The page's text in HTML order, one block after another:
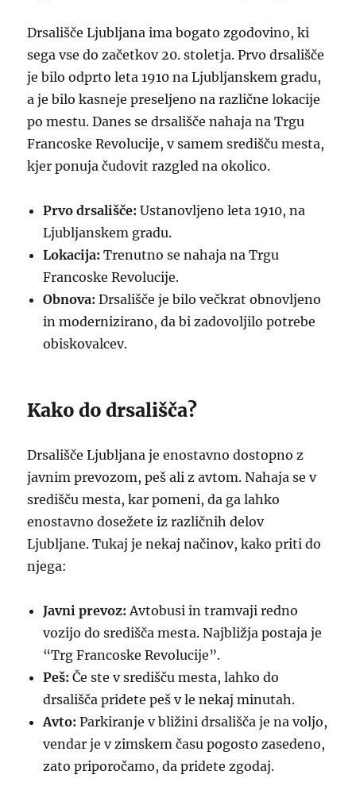
Drsališče Ljubljana ima bogato zgodovino, ki
sega vse do začetkov 20. stoletja. Prvo drsališče
je bilo odprto leta 1910 na Ljubljanskem gradu,
a je bilo kasneje preseljeno na različne lokacije
po mestu. Danes se drsališče nahaja na Trgu
Francoske Revolucije, v samem središču mesta,
kjer ponuja čudovit razgled na okolico.
Prvo drsališče: Ustanovljeno leta 1910, na
Ljubljanskem gradu.
Lokacija: Trenutno se nahaja na Trgu
Francoske Revolucije.
Obnova: Drsališče je bilo večkrat obnovljeno
in modernizirano, da bi zadovoljilo potrebe
obiskovalcev.
Kako do drsališča?
Drsališče Ljubljana je enostavno dostopno z
javnim prevozom, peš ali z avtom. Nahaja se v
središču mesta, kar pomeni, da ga lahko
enostavno dosežete iz različnih delov
Ljubljane. Tukaj je nekaj načinov, kako priti do
njega:
Javni prevoz: Avtobusi in tramvaji redno
vozijo do središča mesta. Najbližja postaja je
“Trg Francoske Revolucije”.
Peš: Če ste v središču mesta, lahko do
drsališča pridete peš v le nekaj minutah.
Avto: Parkiranje v bližini drsališča je na voljo,
vendar je v zimskem času pogosto zasedeno,
zato priporočamo, da pridete zgodaj.